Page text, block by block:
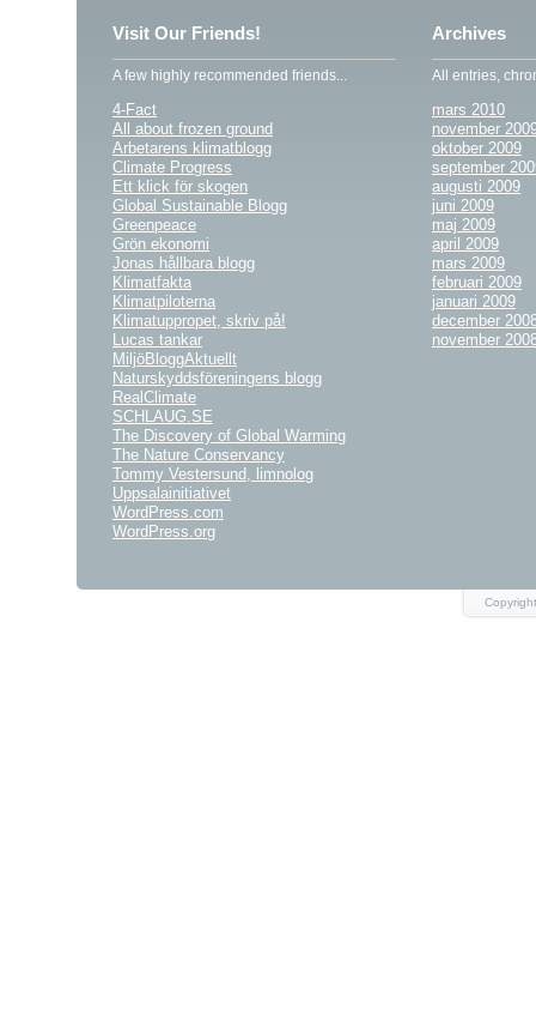
Visit Our Friends!
A few highly recommended friends...
4-Fact
All about frozen ground
Arbetarens klimatblogg
Climate Progress
Ett klick för skogen
Global Sustainable Blogg
Greenpeace
Grön ekonomi
Jonas hållbara blogg
Klimatfakta
Klimatpiloterna
Klimatuppropet, skriv på!
Lucas tankar
MiljöBloggAktuellt
Naturskyddsföreningens blogg
RealClimate
SCHLAUG.SE
The Discovery of Global Warming
The Nature Conservancy
Tommy Vestersund, limnolog
Uppsalainitiativet
WordPress.com
WordPress.org
Archives
All entries,
mars 2010
november
oktober 2009
september
augusti 2009
juni 2009
maj 2009
april 2009
mars 2009
februari 2009
januari 2009
december
november